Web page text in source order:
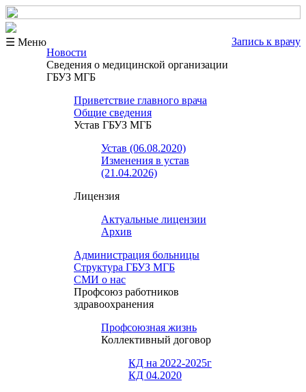
☰ Меню
Запись к врачу
Новости
Сведения о медицинской организации
ГБУЗ МГБ
Приветствие главного врача
Общие сведения
Устав ГБУЗ МГБ
Устав (06.08.2020)
Изменения в устав
(21.04.2026)
Лицензия
Актуальные лицензии
Архив
Администрация больницы
Структура ГБУЗ МГБ
СМИ о нас
Профсоюз работников
здравоохранения
Профсоюзная жизнь
Коллективный договор
КД на 2022-2025г
КД 04.2020